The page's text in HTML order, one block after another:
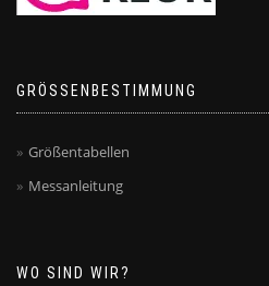
GRÖSSENBESTIMMUNG
Größentabellen
Messanleitung
WO SIND WIR?